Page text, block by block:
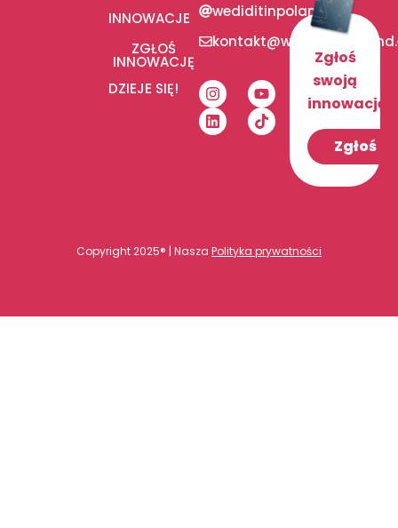
INNOWACJE
ZGŁOŚ
INNOWACJĘ
DZIEJE SIĘ!
wediditinpoland
Zgłoś
swoją
innowację!
Zgłoś
Copyright 2025® | Nasza Polityka prywatności